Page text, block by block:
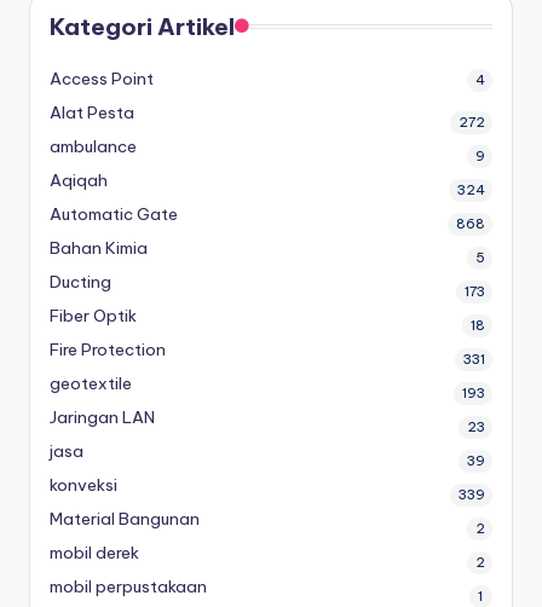
Kategori Artikel
Access Point 4
Alat Pesta 272
ambulance 9
Aqiqah 324
Automatic Gate 868
Bahan Kimia 5
Ducting 173
Fiber Optik 18
Fire Protection 331
geotextile 193
Jaringan LAN 23
jasa 39
konveksi 339
Material Bangunan 2
mobil derek 2
mobil perpustakaan 1